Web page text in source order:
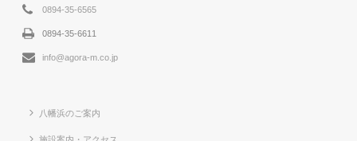
0894-35-6565
0894-35-6611
info@agora-m.co.jp
八幡浜のご案内